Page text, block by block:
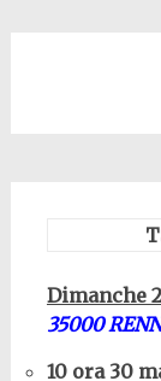
Dimanche
35000
10 ora 30